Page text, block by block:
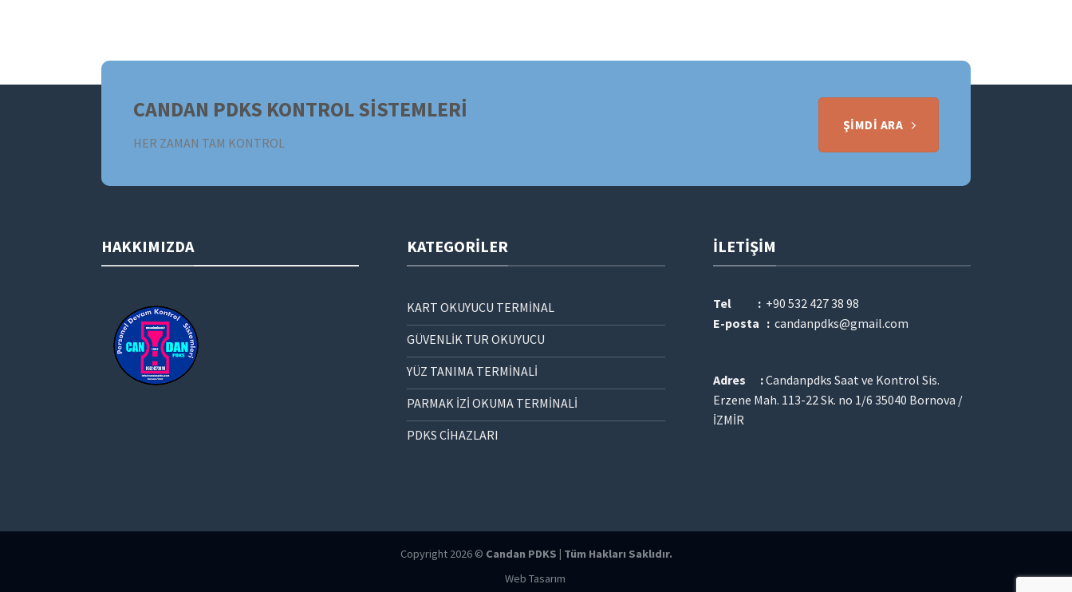
CANDAN PDKS KONTROL SİSTEMLERİ
HER ZAMAN TAM KONTROL
ŞIMDI ARA
HAKKIMIZDA KATEGORILER
KART OKUYUCU TERMİNAL
GÜVENLİK TUR OKUYUCU
YÜZ TANIMA TERMİNALİ
PARMAK İZİ OKUMA TERMİNALİ
PDKS CİHAZLARI
İLETIŞIM
Tel : +90 532 427 38 98
E-posta : candanpdks@gmail.com
Adres :Candanpdks Saat ve Kontrol Sis.
Erzene Mah. 113-22 Sk. no 1/6 35040 Bornova /
İZMİR
Copyright 2026 © Candan PDKS | Tüm Hakları Saklıdır.
Web Tasarım